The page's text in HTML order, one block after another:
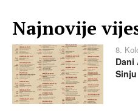
Najnovije
8.
Dani
Sinju